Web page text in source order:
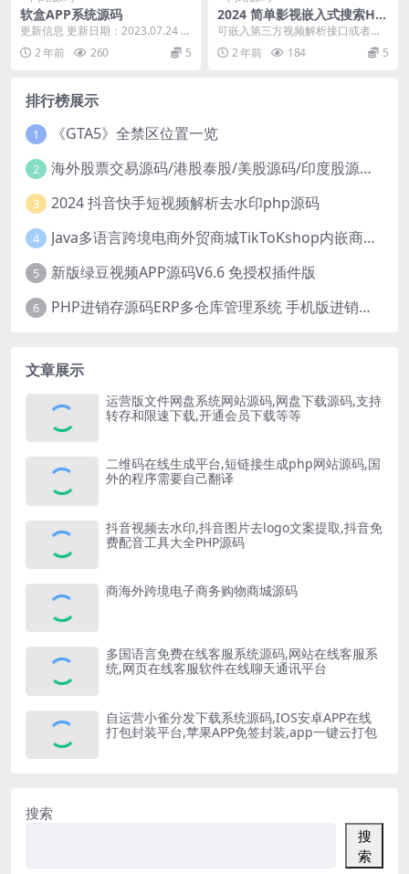
软盒APP系统源码
更新信息 更新日期：2023.07.24 v
1.0.8.23724 1.修复部分...
2 年前 260 5
2024 简单影视嵌入式搜索HT
ML源码
可嵌入第三方视频解析接口或者是
视频搜索，直接打开so.html文件可
替换搜索接口...
2 年前 184 5
排行榜展示
1 《GTA5》全禁区位置一览
2 海外股票交易源码/港股泰股/美股源码/印度股源码/马拉西亚股票源码/国际股票配资
3 2024 抖音快手短视频解析去水印php源码
4 Java多语言跨境电商外贸商城TikToKshop内嵌商城I商家入驻I一键铺
5 新版绿豆视频APP源码V6.6 免授权插件版
6 PHP进销存源码ERP多仓库管理系统 手机版进销存 php网络版进销存小程序
文章展示
运营版文件网盘系统网站源码,网盘下载源码,支持
转存和限速下载,开通会员下载等等
二维码在线生成平台,短链接生成php网站源码,国
外的程序需要自己翻译
抖音视频去水印,抖音图片去logo文案提取,抖音免
费配音工具大全PHP源码
商海外跨境电子商务购物商城源码
多国语言免费在线客服系统源码,网站在线客服系
统,网页在线客服软件在线聊天通讯平台
自运营小雀分发下载系统源码,IOS安卓APP在线
打包封装平台,苹果APP免签封装,app一键云打包
搜索
搜
索